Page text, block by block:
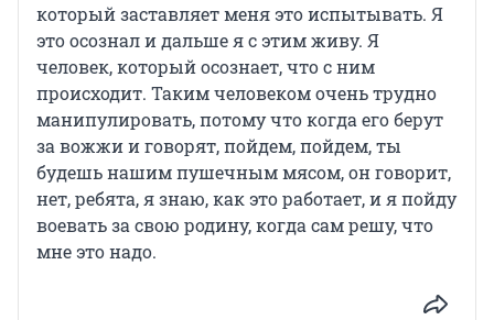
который заставляет меня это испытывать. Я
это осознал и дальше я с этим живу. Я
человек, который осознает, что с ним
происходит. Таким человеком очень трудно
манипулировать, потому что когда его берут
за вожжи и говорят, пойдем, пойдем, ты
будешь нашим пушечным мясом, он говорит,
нет, ребята, я знаю, как это работает, и я пойду
воевать за свою родину, когда сам решу, что
мне это надо.